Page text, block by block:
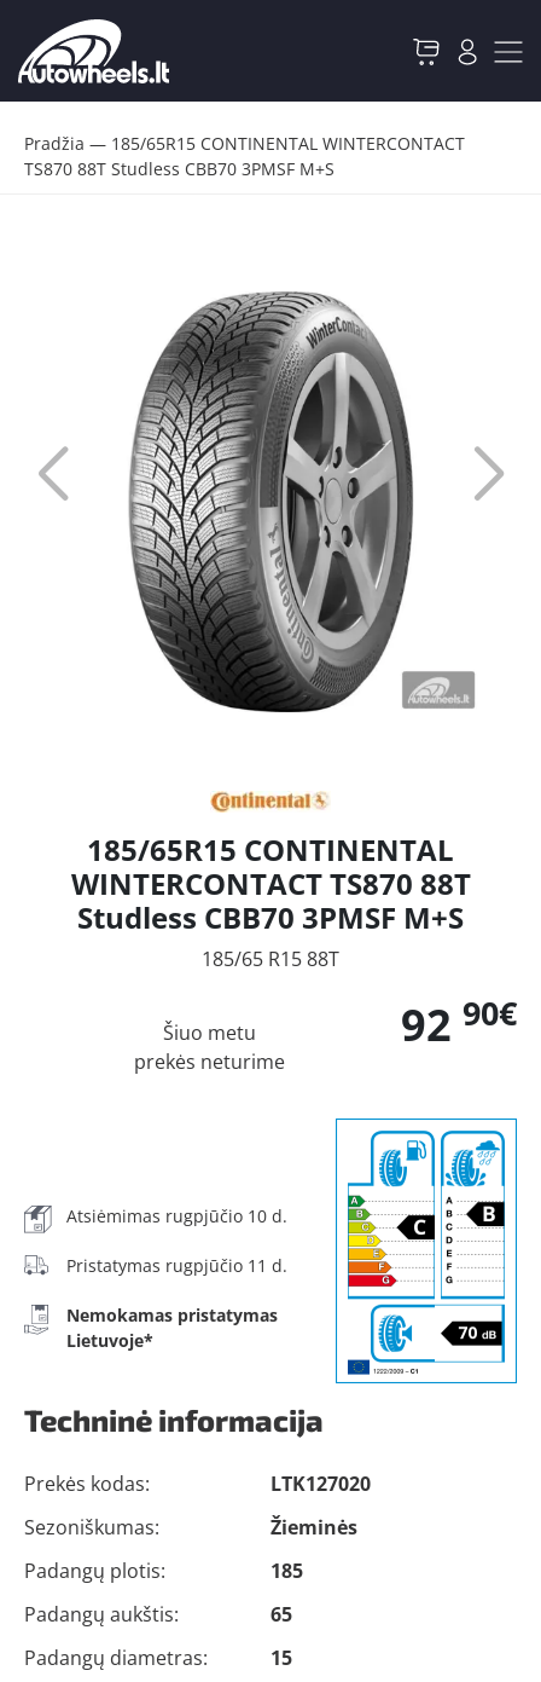
Pradžia — 185/65R15 CONTINENTAL WINTERCONTACT
TS870 88T Studless CBB70 3PMSF M+S
185/65R15 CONTINENTAL
WINTERCONTACT TS870 88T
Studless CBB70 3PMSF M+S
185/65 R15 88T
92 90€
Šiuo metu
prekės neturime
Atsiėmimas rugpjūčio 10 d.
Pristatymas rugpjūčio 11 d.
Nemokamas pristatymas
Lietuvoje*
Techninė informacija
Prekės kodas:
LTK127020
Sezoniškumas:
Žieminės
Padangų plotis:
185
Padangų aukštis:
65
Padangų diametras:
15